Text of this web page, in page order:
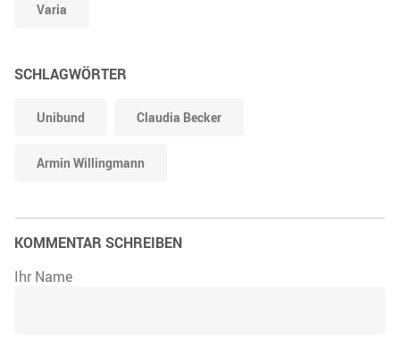
Varia
SCHLAGWÖRTER
Unibund Claudia Becker
Armin Willingmann
KOMMENTAR SCHREIBEN
Ihr Name